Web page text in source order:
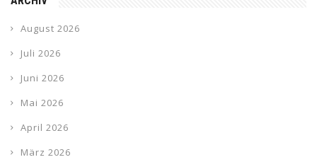
August 2026
Juli 2026
Juni 2026
Mai 2026
April 2026
März 2026